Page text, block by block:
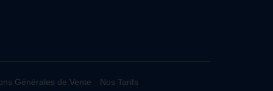
Générales de Vente Nos Tarifs